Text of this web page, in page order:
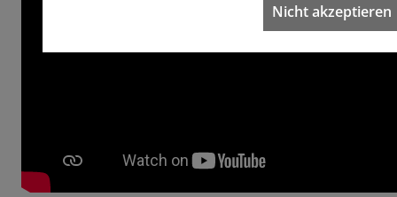
Nicht akzeptieren